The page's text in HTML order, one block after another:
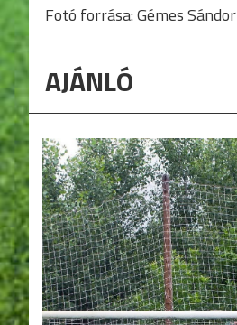
Fotó forrása: Gémes Sándor
AJÁNLÓ